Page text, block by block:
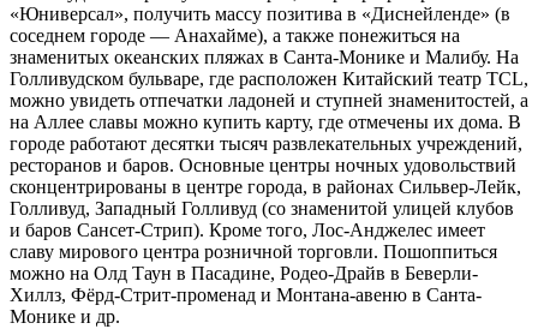
«Юниверсал», получить массу позитива в «Диснейленде» (в
соседнем городе — Анахайме), а также понежиться на
знаменитых океанских пляжах в Санта-Монике и Малибу. На
Голливудском бульваре, где расположен Китайский театр TCL,
можно увидеть отпечатки ладоней и ступней знаменитостей, а
на Аллее славы можно купить карту, где отмечены их дома. В
городе работают десятки тысяч развлекательных учреждений,
ресторанов и баров. Основные центры ночных удовольствий
сконцентрированы в центре города, в районах Сильвер-Лейк,
Голливуд, Западный Голливуд (со знаменитой улицей клубов
и баров Сансет-Стрип). Кроме того, Лос-Анджелес имеет
славу мирового центра розничной торговли. Пошоппиться
можно на Олд Таун в Пасадине, Родео-Драйв в Беверли-
Хиллз, Фёрд-Стрит-променад и Монтана-авеню в Санта-
Монике и др.